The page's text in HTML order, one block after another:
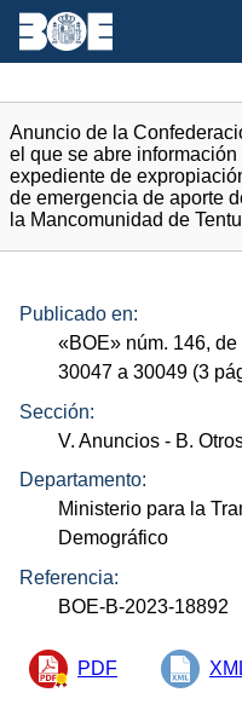
Anuncio de la
el que se abre
expediente de
de emergencia de aporte
la Mancomunidad de
Publicado en:
«BOE» núm. 146,
30047 a 30049 (3
Sección:
V. Anuncios - B.
Departamento:
Ministerio para la
Demográfico
Referencia:
BOE-B-2023-18892
PDF